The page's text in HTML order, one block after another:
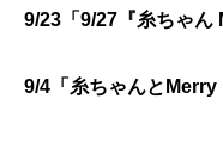
9/23「9/27『糸ちゃん
9/4「糸ちゃんとMerry